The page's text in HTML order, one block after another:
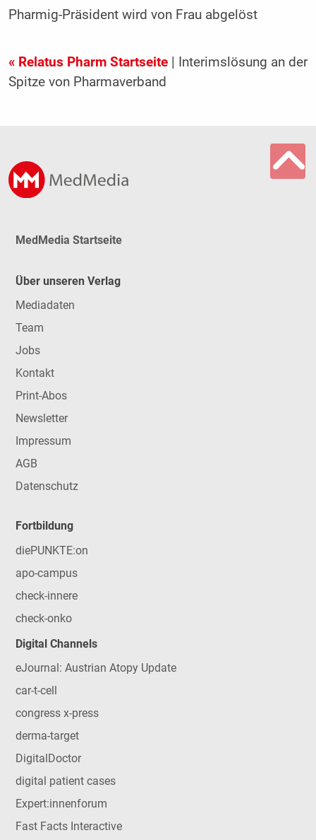
Pharmig-Präsident wird von Frau abgelöst
« Relatus Pharm Startseite| Interimslösung an der
Spitze von Pharmaverband
MedMedia Startseite
Über unseren Verlag
Mediadaten
Team
Jobs
Kontakt
Print-Abos
Newsletter
Impressum
AGB
Datenschutz
Fortbildung
diePUNKTE:on
apo-campus
check-innere
check-onko
Digital Channels
eJournal: Austrian Atopy Update
car-t-cell
congress x-press
derma-target
DigitalDoctor
digital patient cases
Expert:innenforum
Fast Facts Interactive